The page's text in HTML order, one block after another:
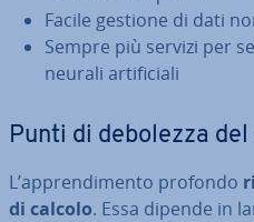
Facile gestione di dati
Sempre più servizi per
neurali ar­ti­fi­cia­li
Punti di debolezza
L’ap­pren­di­men­to profondo
di calcolo. Essa dipende in